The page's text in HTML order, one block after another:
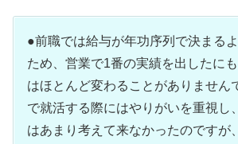
●前職では給与が年功序列で決まる
ため、営業で1番の実績を出したに
はほとんど変わることがありません
で就活する際にはやりがいを重視し
はあまり考えて来なかったのですが